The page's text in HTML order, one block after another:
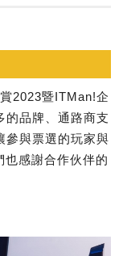
2023暨ITMan!企
的品牌、通路商支
參與票選的玩家與
也感謝合作伙伴的